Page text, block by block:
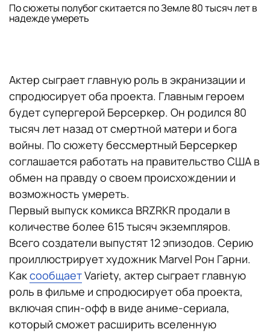
По сюжеты полубог скитается по Земле 80 тысяч лет в
надежде умереть
Актер сыграет главную роль в экранизации и
спродюсирует оба проекта. Главным героем
будет супергерой Берсеркер. Он родился 80
тысяч лет назад от смертной матери и бога
войны. По сюжету бессмертный Берсеркер
соглашается работать на правительство США в
обмен на правду о своем происхождении и
возможность умереть.
Первый выпуск комикса BRZRKR продали в
количестве более 615 тысяч экземпляров.
Всего создатели выпустят 12 эпизодов. Серию
проиллюстрирует художник Marvel Рон Гарни.
КаксообщаетVariety, актер сыграет главную
роль в фильме и спродюсирует оба проекта,
включая спин-офф в виде аниме-сериала,
который сможет расширить вселенную